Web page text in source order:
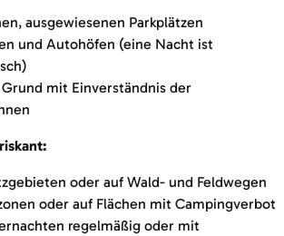
ausgewiesenen Parkplätzen
und Autohöfen (eine Nacht ist
mit Einverständnis der
oder auf Wald- und Feldwegen
oder auf Flächen mit Campingverbot
regelmäßig oder mit